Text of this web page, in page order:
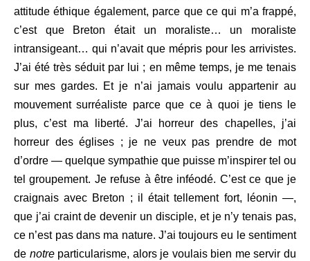
attitude éthique également, parce que ce qui m’a frappé,
c’est que Breton était un moraliste… un moraliste
intransigeant… qui n’avait que mépris pour les arrivistes.
J’ai été très séduit par lui ; en même temps, je me tenais
sur mes gardes. Et je n’ai jamais voulu appartenir au
mouvement surréaliste parce que ce à quoi je tiens le
plus, c’est ma liberté. J’ai horreur des chapelles, j’ai
horreur des églises ; je ne veux pas prendre de mot
d’ordre — quelque sympathie que puisse m’inspirer tel ou
tel groupement. Je refuse à être inféodé. C’est ce que je
craignais avec Breton ; il était tellement fort, léonin —,
que j’ai craint de devenir un disciple, et je n’y tenais pas,
ce n’est pas dans ma nature. J’ai toujours eu le sentiment
de notreparticularisme, alors je voulais bien me servir du